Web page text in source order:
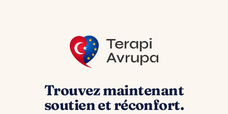
Trouvez maintenant
soutien et réconfort.